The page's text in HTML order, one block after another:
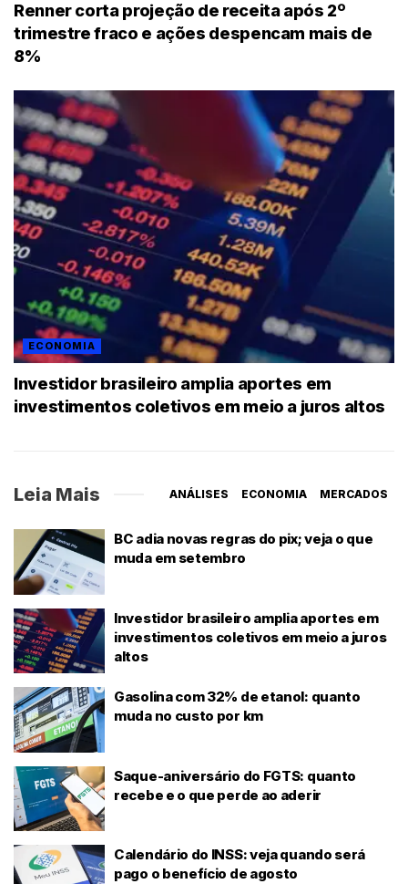
Renner corta projeção de receita após 2º
trimestre fraco e ações despencam mais de
8%
ECONOMIA
Investidor brasileiro amplia aportes em
investimentos coletivos em meio a juros altos
Leia Mais ANÁLISES ECONOMIA MERCADOS
BC adia novas regras do pix; veja o que
muda em setembro
Investidor brasileiro amplia aportes em
investimentos coletivos em meio a juros
altos
Gasolina com 32% de etanol: quanto
muda no custo por km
Saque-aniversário do FGTS: quanto
recebe e o que perde ao aderir
Calendário do INSS: veja quando será
pago o benefício de agosto